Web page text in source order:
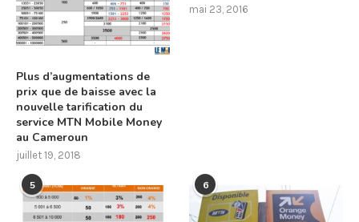
Plus d’augmentations de
prix que de baisse avec la
nouvelle tarification du
service MTN Mobile Money
au Cameroun
juillet 19, 2018
mai 23, 2016
5 6